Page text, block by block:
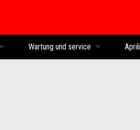
Wartung und service